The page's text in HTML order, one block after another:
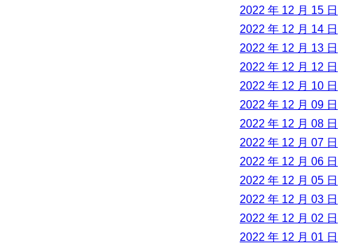
2022 年 12 月 15 日
2022 年 12 月 14 日
2022 年 12 月 13 日
2022 年 12 月 12 日
2022 年 12 月 10 日
2022 年 12 月 09 日
2022 年 12 月 08 日
2022 年 12 月 07 日
2022 年 12 月 06 日
2022 年 12 月 05 日
2022 年 12 月 03 日
2022 年 12 月 02 日
2022 年 12 月 01 日